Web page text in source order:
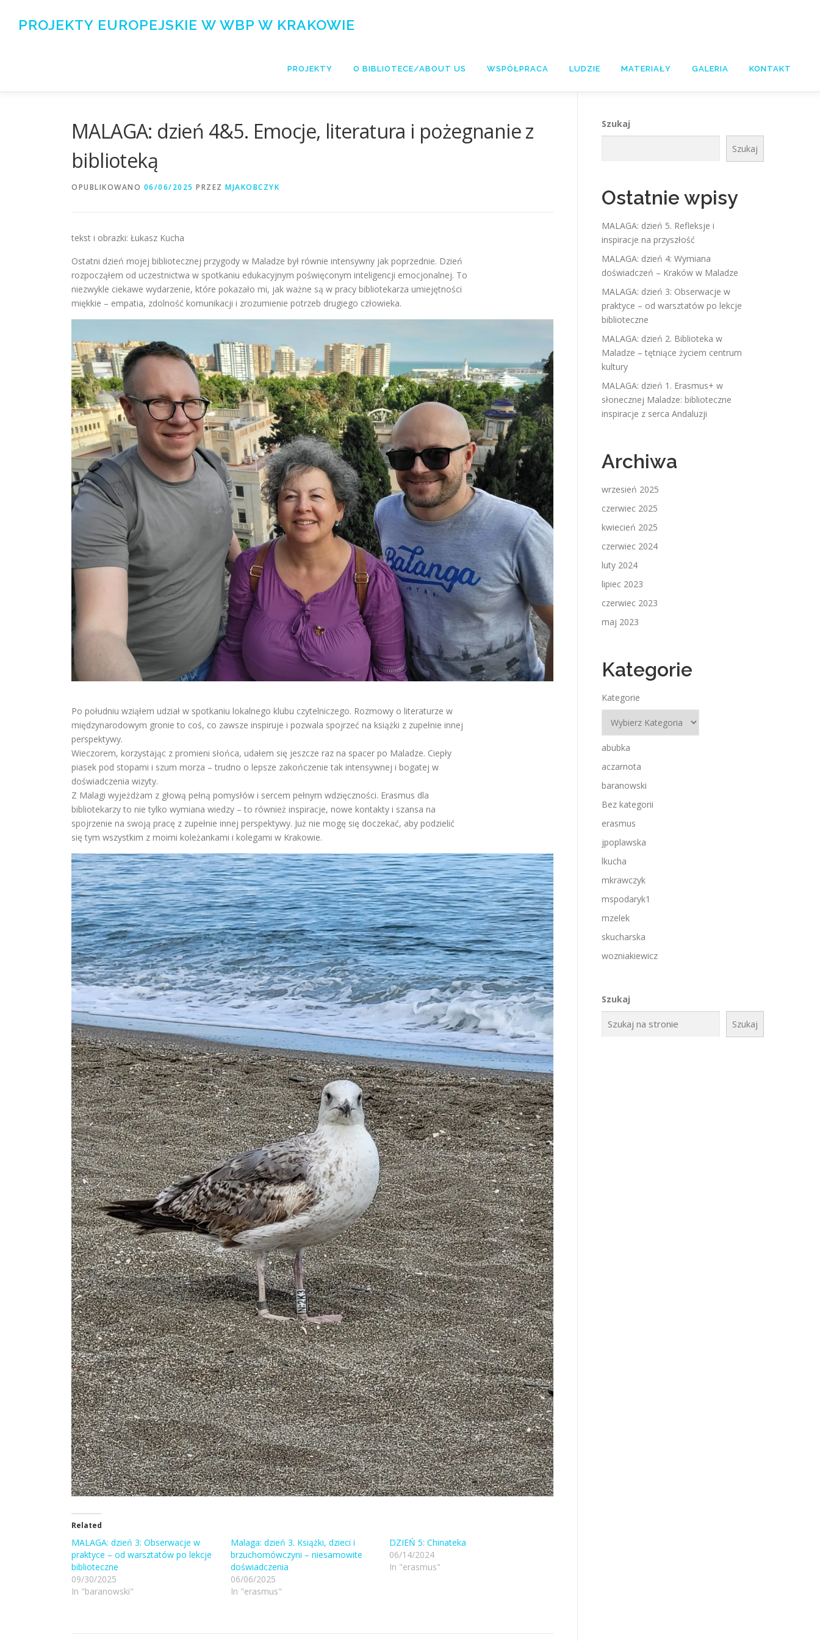
PROJEKTY EUROPEJSKIE W WBP W KRAKOWIE
PROJEKTY O BIBLIOTECE/ABOUT US WSPÓŁPRACA LUDZIE MATERIAŁY GALERIA KONTAKT
MALAGA: dzień 4&5. Emocje, literatura i pożegnanie z
biblioteką
OPUBLIKOWANO 06/06/2025 PRZEZ MJAKOBCZYK
tekst i obrazki: Łukasz Kucha
Ostatni dzień mojej bibliotecznej przygody w Maladze był równie intensywny jak poprzednie. Dzień
rozpocząłem od uczestnictwa w spotkaniu edukacyjnym poświęconym inteligencji emocjonalnej. To
niezwykle ciekawe wydarzenie, które pokazało mi, jak ważne są w pracy bibliotekarza umiejętności
miękkie – empatia, zdolność komunikacji i zrozumienie potrzeb drugiego człowieka.
Po południu wziąłem udział w spotkaniu lokalnego klubu czytelniczego. Rozmowy o literaturze w
międzynarodowym gronie to coś, co zawsze inspiruje i pozwala spojrzeć na książki z zupełnie innej
perspektywy.
Wieczorem, korzystając z promieni słońca, udałem się jeszcze raz na spacer po Maladze. Ciepły
piasek pod stopami i szum morza – trudno o lepsze zakończenie tak intensywnej i bogatej w
doświadczenia wizyty.
Z Malagi wyjeżdżam z głową pełną pomysłów i sercem pełnym wdzięczności. Erasmus dla
bibliotekarzy to nie tylko wymiana wiedzy – to również inspiracje, nowe kontakty i szansa na
spojrzenie na swoją pracę z zupełnie innej perspektywy. Już nie mogę się doczekać, aby podzielić
się tym wszystkim z moimi koleżankami i kolegami w Krakowie.
Related
MALAGA: dzień 3: Obserwacje w
praktyce – od warsztatów po lekcje
biblioteczne
09/30/2025
In "baranowski"
Malaga: dzień 3. Książki, dzieci i
brzuchomówczyni – niesamowite
doświadczenia
06/06/2025
In "erasmus"
DZIEŃ 5: Chinateka
06/14/2024
In "erasmus"
Szukaj
Szukaj
Ostatnie wpisy
MALAGA: dzień 5. Refleksje i
inspiracje na przyszłość
MALAGA: dzień 4: Wymiana
doświadczeń – Kraków w Maladze
MALAGA: dzień 3: Obserwacje w
praktyce – od warsztatów po lekcje
biblioteczne
MALAGA: dzień 2. Biblioteka w
Maladze – tętniące życiem centrum
kultury
MALAGA: dzień 1. Erasmus+ w
słonecznej Maladze: biblioteczne
inspiracje z serca Andaluzji
Archiwa
wrzesień 2025
czerwiec 2025
kwiecień 2025
czerwiec 2024
luty 2024
lipiec 2023
czerwiec 2023
maj 2023
Kategorie
Kategorie
abubka
aczarnota
baranowski
Bez kategorii
erasmus
jpoplawska
lkucha
mkrawczyk
mspodaryk1
mzelek
skucharska
wozniakiewicz
Szukaj
Szukaj